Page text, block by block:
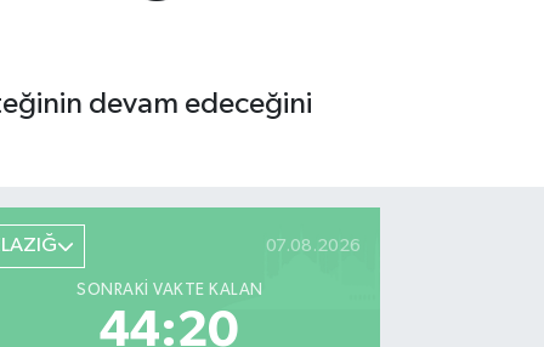
devam edeceğini
07.08.2026
SONRAKI VAKTE KALAN
44:19